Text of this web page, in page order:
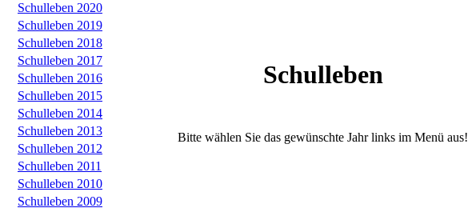
Schulleben 2020
Schulleben 2019
Schulleben 2018
Schulleben 2017
Schulleben 2016
Schulleben 2015
Schulleben 2014
Schulleben 2013
Schulleben 2012
Schulleben 2011
Schulleben 2010
Schulleben 2009
Schulleben
Bitte wählen Sie das gewünschte Jahr links im Menü aus!